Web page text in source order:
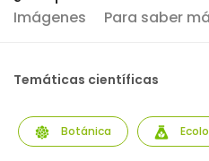
Imágenes
Para saber
Temáticas científicas
Botánica